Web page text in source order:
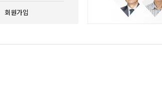
회원가입